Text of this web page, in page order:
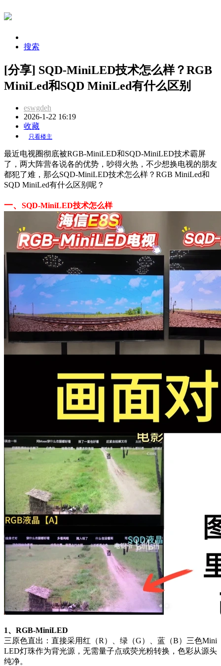
搜索
[分享] SQD-MiniLED技术怎么样？RGB
MiniLed和SQD MiniLed有什么区别
eswgdeh
2026-1-22 16:19
收藏
只看楼主
最近电视圈彻底被RGB-MiniLED和SQD-MiniLED技术霸屏
了，两大阵营各说各的优势，吵得火热，不少想换电视的朋友
都犯了难，那么SQD-MiniLED技术怎么样？RGB MiniLed和
SQD MiniLed有什么区别呢？
一、 SQD-MiniLED技术怎么样
1、RGB-MiniLED
三原色直出：直接采用红（R）、绿（G）、蓝（B）三色Mini
LED灯珠作为背光源，无需量子点或荧光粉转换，色彩从源头
纯净。